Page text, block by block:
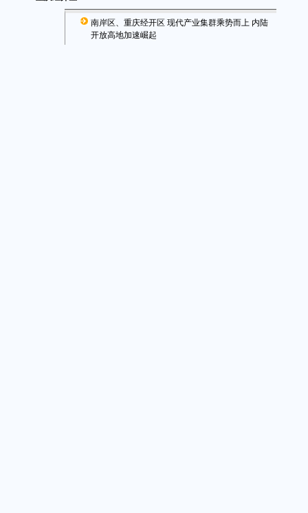
南岸区、重庆经开区 现代产业集群乘势而上 内陆
开放高地加速崛起